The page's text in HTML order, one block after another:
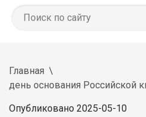
Главная
день основания Российской
Опубликовано 2025-05-10